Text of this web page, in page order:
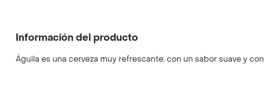
Información del producto
Águila es una cerveza muy refrescante, con un sabor suave y